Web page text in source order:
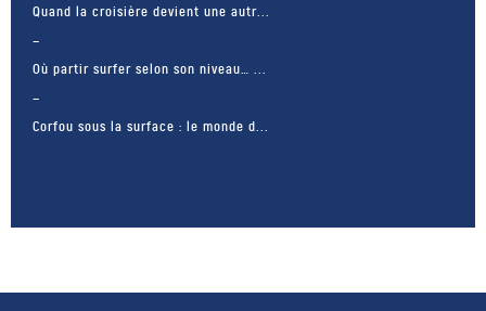
Quand la croisière devient une autr...
Où partir surfer selon son niveau… ...
Corfou sous la surface : le monde d...